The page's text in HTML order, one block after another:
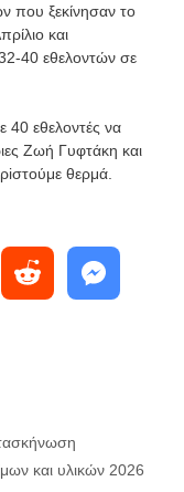
που ξεκίνησαν το
και
40 εθελοντών σε
40 εθελοντές να
Ζωή Γυφτάκη και
θερμά.
και υλικών 2026